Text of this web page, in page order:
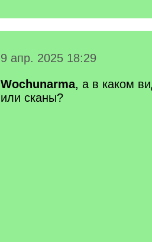
9 апр. 2025 18:29
Wochunarma, а в каком
или сканы?